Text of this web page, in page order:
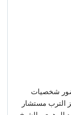
شخصيات
الترب مستشار